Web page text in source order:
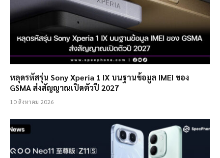
หลุดรหัสรุ่น Sony Xperia 1 IX บนฐานข้อมูล IMEI ของ
GSMA ส่งสัญญาณเปิดตัวปี 2027
10 สิงหาคม 2026